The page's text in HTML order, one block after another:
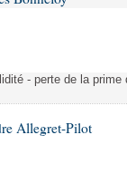
- perte de la
Allegret-Pilot